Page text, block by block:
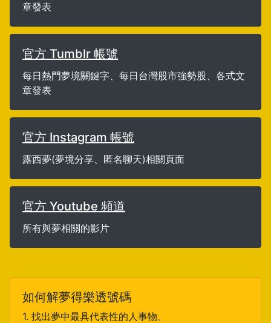
章發表
官方 Tumblr 帳號
每日熱門夢境關鍵字、每日台灣股市強勢股、各式文
章發表
官方 Instagram 帳號
露西夢(夢境分享、匿名聊天)相關頁面
官方 Youtube 頻道
所有與夢相關的影片
如何解夢得樂透號碼
1. 找出夢中最具代表性的人事物。